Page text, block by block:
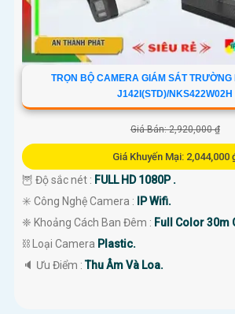
TRỌN BỘ CAMERA GIÁM SÁT TRƯỜNG
J142I(STD)/NKS422W02H
Giá Bán: 2,920,000 ₫
Giá Khuyến Mại: 2,044,000
🦉 Độ sắc nét : FULL HD 1080P .
✳️ Công Nghệ Camera :
IP Wifi.
❈ Khoảng Cách Ban Đêm : Full Color 30m
⛓ Loại Camera Plastic.
️🔈 Ưu Điểm :Thu Âm Và Loa.